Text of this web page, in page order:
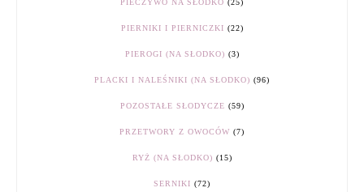
PIECZYWO NA SŁODKO (25)
PIERNIKI I PIERNICZKI (22)
PIEROGI (NA SŁODKO) (3)
PLACKI I NALEŚNIKI (NA SŁODKO) (96)
POZOSTAŁE SŁODYCZE (59)
PRZETWORY Z OWOCÓW (7)
RYŻ (NA SŁODKO) (15)
SERNIKI (72)